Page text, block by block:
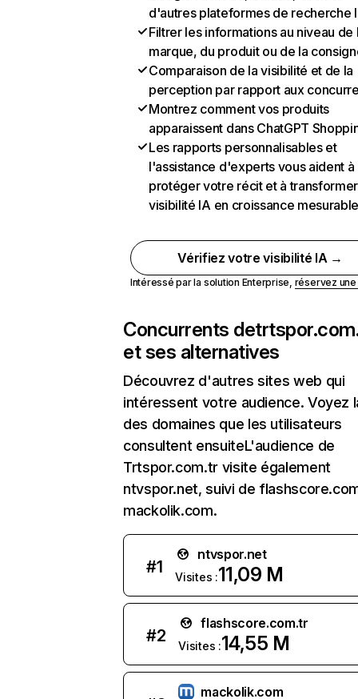
d'autres plateformes de recherche
Filtrer les informations au niveau de
marque, du produit ou de la
Comparaison de la visibilité et de la
perception par rapport aux
Montrez comment vos produits
apparaissent dans ChatGPT
Les rapports personnalisables et
l'assistance d'experts vous aident à
protéger votre récit et à
visibilité IA en croissance
Vérifiez votre visibilité IA →
Intéressé par la solution Enterprise, réservez
Concurrents de
et ses alternatives
Découvrez d'autres sites web qui
intéressent votre audience. Voyez
des domaines que les utilisateurs
consultent ensuiteL'audience de
Trtspor.com.tr visite également
ntvspor.net, suivi de
mackolik.com.
#1
ntvspor.net
Visites :11,09 M
#2
flashscore.com.tr
Visites :14,55 M
mackolik.com